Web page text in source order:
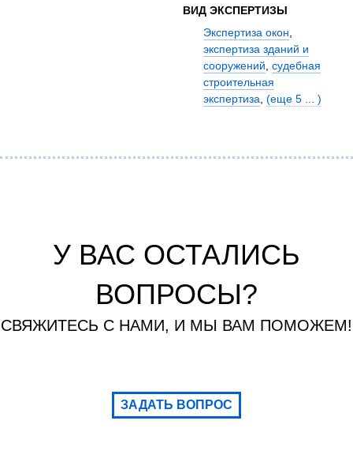
ВИД ЭКСПЕРТИЗЫ
Экспертиза окон,
экспертиза зданий и
сооружений,судебная
строительная
экспертиза,(еще 5 ... )
У ВАС ОСТАЛИСЬ
ВОПРОСЫ?
СВЯЖИТЕСЬ С НАМИ, И МЫ ВАМ ПОМОЖЕМ!
ЗАДАТЬ ВОПРОС